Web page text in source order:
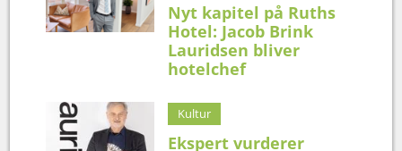
Nyt kapitel på Ruths
Hotel: Jacob Brink
Lauridsen bliver
hotelchef
Kultur
Ekspert vurderer